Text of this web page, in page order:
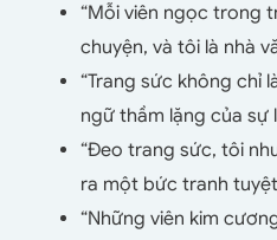
“Mỗi viên ngọc trong
chuyện, và tôi là nhà
“Trang sức không chỉ
ngữ thầm lặng của sự
“Đeo trang sức, tôi
ra một bức tranh
“Những viên kim